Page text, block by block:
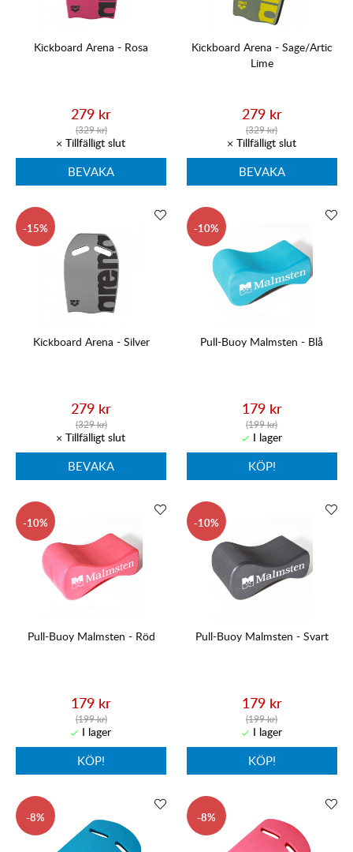
Kickboard Arena - Rosa
279 kr
(329 kr)
BEVAKA
Kickboard Arena - Sage/Artic
Lime
279 kr
(329 kr)
BEVAKA
15
Kickboard Arena - Silver
279 kr
(329 kr)
BEVAKA
10
Pull-Buoy Malmsten - Blå
179 kr
(199 kr)
KÖP!
10
Pull-Buoy Malmsten - Röd
179 kr
(199 kr)
KÖP!
10
Pull-Buoy Malmsten - Svart
179 kr
(199 kr)
KÖP!
8 8